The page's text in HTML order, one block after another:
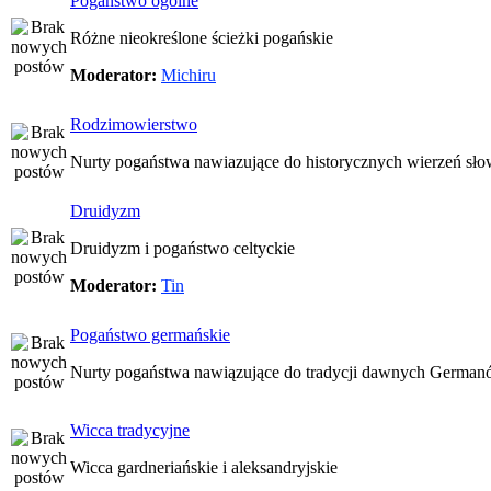
Różne nieokreślone ścieżki pogańskie
Moderator: Michiru
Rodzimowierstwo
Nurty pogaństwa nawiazujące do historycznych wierzeń
Druidyzm
Druidyzm i pogaństwo celtyckie
Moderator: Tin
Pogaństwo germańskie
Nurty pogaństwa nawiązujące do tradycji dawnych
Wicca tradycyjne
Wicca gardneriańskie i aleksandryjskie